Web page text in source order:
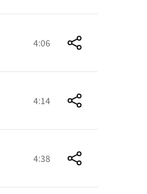
4:06
4:14
4:38